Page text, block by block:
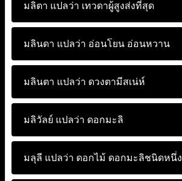
มลิตา แปลว่า เทวดาผู้สูงส่งที่สุด
มลินดา แปลว่า อ่อนโยน อ่อนหวาน
มลินตา แปลว่า ดวงตามีสเน่ห์
มลิวัลย์ แปลว่า ดอกมะลิ
มลุลี แปลว่า ดอกไม้ ดอกมะลิชนิดหนึ่ง